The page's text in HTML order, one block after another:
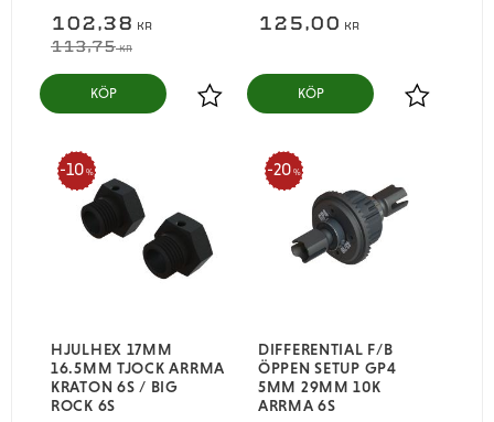
102,38 KR
113,75KR
Lägg till i favoriter
KÖP
125,00 KR
Lägg till i
KÖP
HJULHEX 17MM
16.5MM TJOCK ARRMA
KRATON 6S / BIG
ROCK 6S
10 %
DIFFERENTIAL F/B
ÖPPEN SETUP GP4
5MM 29MM 10K
ARRMA 6S
20 %